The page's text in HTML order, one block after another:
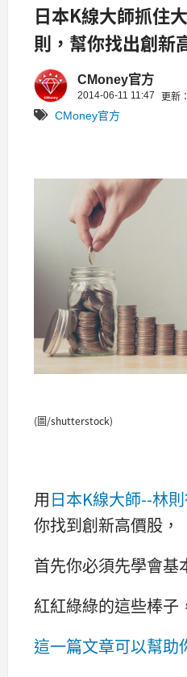
日本K線大師抓住
則，幫你找出創新
CMoney官方
2014-06-11 11:47 更新
CMoney官方
(圖/shutterstock)
用日本K線大師--林
你找到創新高價股，
首先你必須先學會基
紅紅綠綠的這些棒子
這一篇文章可以幫助